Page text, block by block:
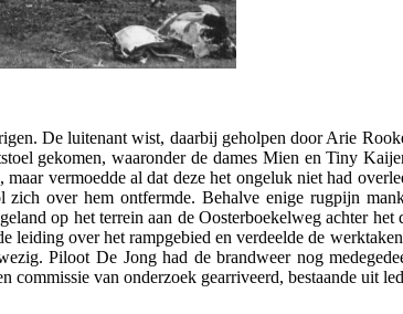
De luitenant wist, daarbij geholpen door Arie
gekomen, waaronder de dames Mien en Tiny
vermoedde al dat deze het ongeluk niet had
over hem ontfermde. Behalve enige rugpijn
op het terrein aan de Oosterboekelweg achter
over het rampgebied en verdeelde de
Piloot De Jong had de brandweer nog
van onderzoek gearriveerd, bestaande uit